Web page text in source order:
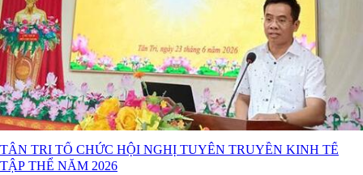
TÂN TRI TỔ CHỨC HỘI NGHỊ TUYÊN TRUYỀN KINH TẾ
TẬP THỂ NĂM 2026